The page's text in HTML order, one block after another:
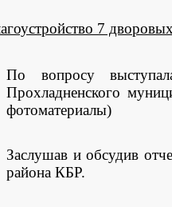
7
По вопросу
Прохладненского
фотоматериалы)
Заслушав и обсудив
района КБР.